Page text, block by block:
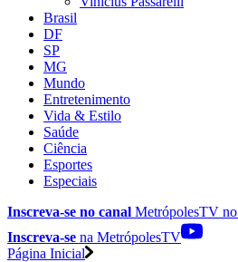
Brasil
DF
SP
MG
Mundo
Entretenimento
Vida & Estilo
Saúde
Ciência
Esportes
Especiais
Inscreva-se no canal MetrópolesTV no
Inscreva-se na MetrópolesTV
Página Inicial